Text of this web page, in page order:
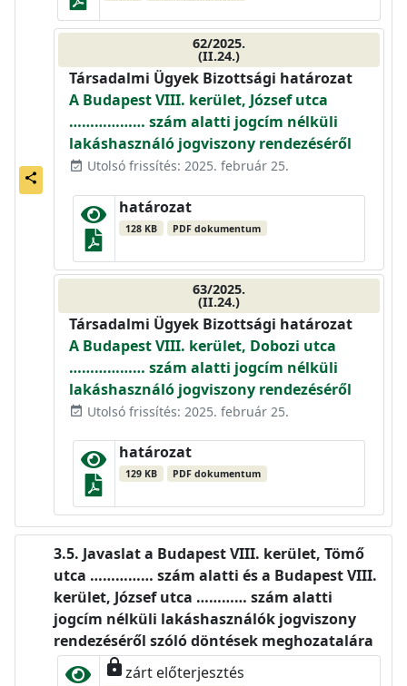
share
62/2025.
(II.24.)
Társadalmi Ügyek Bizottsági határozat
A Budapest VIII. kerület, József utca
……………… szám alatti jogcím nélküli
lakáshasználó jogviszony rendezéséről
event_available Utolsó frissítés: 2025. február 25.
határozat
128 KB PDF dokumentum
63/2025.
(II.24.)
Társadalmi Ügyek Bizottsági határozat
A Budapest VIII. kerület, Dobozi utca
……………… szám alatti jogcím nélküli
lakáshasználó jogviszony rendezéséről
event_available Utolsó frissítés: 2025. február 25.
határozat
129 KB PDF dokumentum
Javaslat a Budapest VIII. kerület, Tömő
utca …………… szám alatti és a Budapest VIII.
kerület, József utca ………… szám alatti
jogcím nélküli lakáshasználók jogviszony
rendezéséről szóló döntések meghozatalára
lockzárt előterjesztés